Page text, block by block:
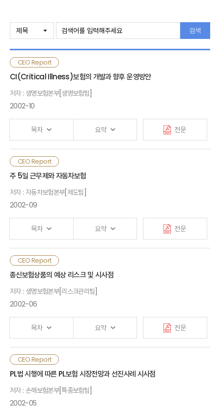
Ⅱ. 최근 자산운용 현황
Ⅲ. 자산운용 부진 원인
주가하락과 신용리스크 증대
자산운용구조의 취약성
단기적 시장대응 방안
구조적 대응 방안
[첨부] 일본 보험사의 자산운용 사례
검색
CEO Report
CI(Critical Illness)보험의 개발과 향후 운영방안
저자 : 생명보험본부[생명보험팀]
2002-10
목차 요약 전문
Ⅰ.검토배경
Ⅱ.국내외 CI 보험 운용현황
1.해외상품 운용현황
2.국내상품 운용현황
III .상품개발시 주요 고려사항
1.가격결정 모델 설정
2.차별화된 마케팅 및 언더라이팅 방안 확보
3.사고심사기능 강화
Ⅳ.향후 운영방안
CEO Report
주 5일 근무제와 자동차보험
저자 : 자동차보험본부[제도팀]
2002-09
목차 요약 전문
Ⅰ. 검토배경
Ⅱ. 주요 예상변화
Ⅲ. 자동차보험 시장영향
1. 보험사고
2. 상품수요
3. 보상서비스
4. 기타
Ⅵ. 향후 대응과제
CEO Report
종신보험상품의 예상 리스크 및 시사점
저자 : 생명보험본부[리스크관리팀]
2002-06
목차 요약 전문
Ⅰ. 검토배경 및 상품운용 현황
1. 검토배경
Ⅱ. 손익기여도 분석 및 예상 리스크
CEO Report
PL법 시행에 따른 PL보험 시장전망과 선진사례 시사점
저자 : 손해보험본부[특종보험팀]
2002-05